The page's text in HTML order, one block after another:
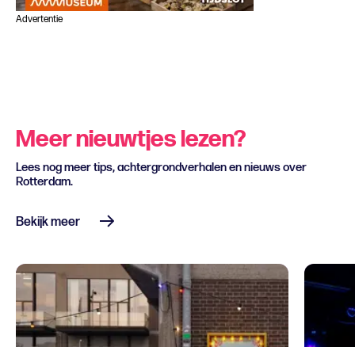
Advertentie
Meer nieuwtjes lezen?
Lees nog meer tips, achtergrondverhalen en nieuws over
Rotterdam.
Bekijk meer